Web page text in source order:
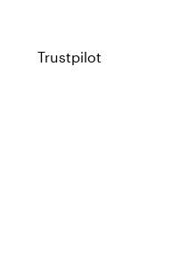
Trustpilot